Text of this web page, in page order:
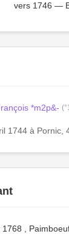
vers 1746 —
*m2p&-
1744 à Pornic,
,